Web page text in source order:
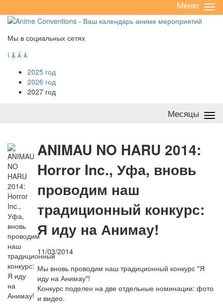
/
Меню
Мы в социальных сетях
   
2025 год
2026 год
2027 год
Месяцы
ANIMAU NO HARU 2014:
Horror Inc., Уфа, вновь
проводим наш
традиционный конкурс:
Я иду на Анимау!
11/03/2014
Мы вновь проводим наш традиционный конкурс "Я
иду на Анимау"!
Конкурс поделен на две отдельные номинации: фото
и видео.